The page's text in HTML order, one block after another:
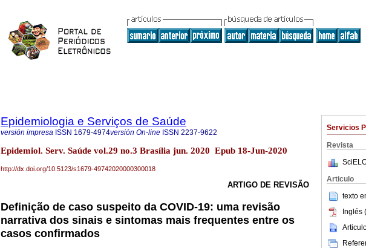
Servicios
Revista
Articulo
texto
Inglés
Epidemiologia e Serviços de Saúde
versión impresa ISSN 1679-4974versión On-line ISSN 2237-9622
Epidemiol. Serv. Saúde vol.29 no.3 Brasília jun. 2020 Epub 18-Jun-2020
http://dx.doi.org/10.5123/s1679-49742020000300018
ARTIGO DE REVISÃO
Definição de caso suspeito da COVID-19: uma revisão
narrativa dos sinais e sintomas mais frequentes entre os
casos confirmados